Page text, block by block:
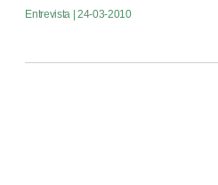
Entrevista | 24-03-2010